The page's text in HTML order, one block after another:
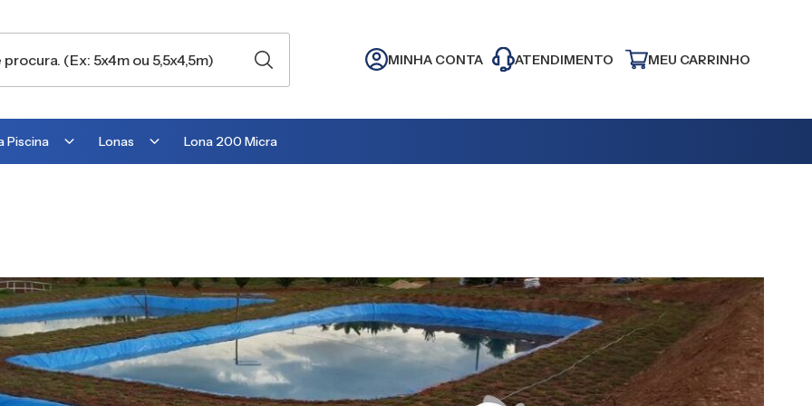
MINHA CONTA ATENDIMENTO MEU CARRINHO
Piscina Lonas
Lona para Barraca
Lona para Camping
Lona para Estufa
Lona 200 Micra